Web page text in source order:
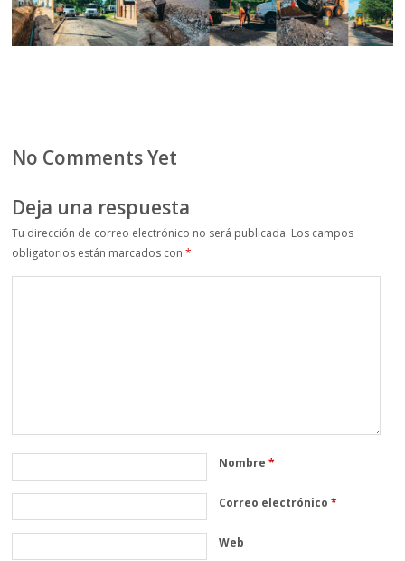
No Comments Yet
Deja una respuesta
Tu dirección de correo electrónico no será publicada. Los campos
obligatorios están marcados con*
Nombre*
Correo electrónico*
Web